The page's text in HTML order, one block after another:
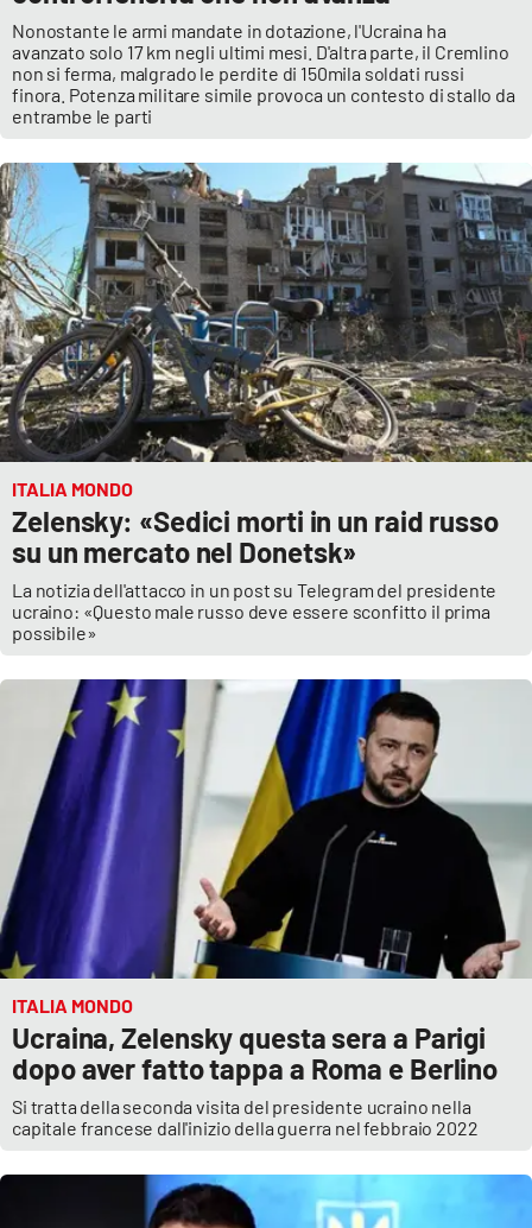
APP
Android
Apple
Nonostante le armi mandate in dotazione, l'Ucraina ha
avanzato solo 17 km negli ultimi mesi. D'altra parte, il Cremlino
non si ferma, malgrado le perdite di 150mila soldati russi
finora. Potenza militare simile provoca un contesto di stallo da
entrambe le parti
ITALIA MONDO
Zelensky: «Sedici morti in un raid russo
su un mercato nel Donetsk»
La notizia dell'attacco in un post su Telegram del presidente
ucraino: «Questo male russo deve essere sconfitto il prima
possibile»
ITALIA MONDO
Ucraina, Zelensky questa sera a Parigi
dopo aver fatto tappa a Roma e Berlino
Si tratta della seconda visita del presidente ucraino nella
capitale francese dall'inizio della guerra nel febbraio 2022